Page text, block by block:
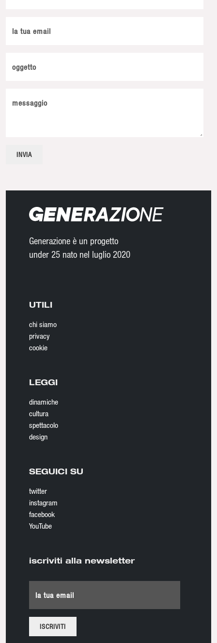
la tua email
oggetto
messaggio
Generazione è un progetto
under 25 nato nel luglio 2020
UTILI
chi siamo
privacy
cookie
LEGGI
dinamiche
cultura
spettacolo
design
SEGUICI SU
twitter
instagram
facebook
YouTube
iscriviti alla newsletter
la tua email